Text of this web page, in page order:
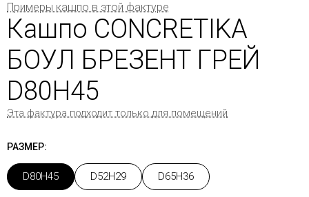
Примеры кашпо в этой фактуре
Кашпо CONCRETIKA
БОУЛ БРЕЗЕНТ ГРЕЙ
D80H45
Эта фактура подходит только для помещений
РАЗМЕР:
D80H45 D52H29 D65H36